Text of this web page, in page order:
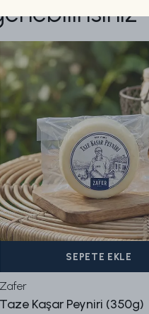
SEPETE EKLE
Zafer
Taze Kaşar Peyniri (350g)